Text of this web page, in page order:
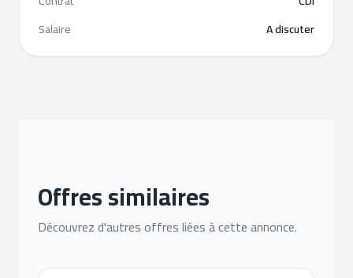
Salaire
A discuter
Offres similaires
Découvrez d'autres offres liées à cette annonce.